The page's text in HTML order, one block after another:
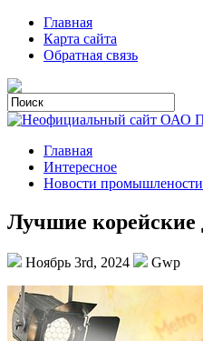
Главная
Карта сайта
Обратная связь
Главная
Интересное
Новости промышлености
Лучшие корейские
Ноябрь 3rd, 2024 Gwp